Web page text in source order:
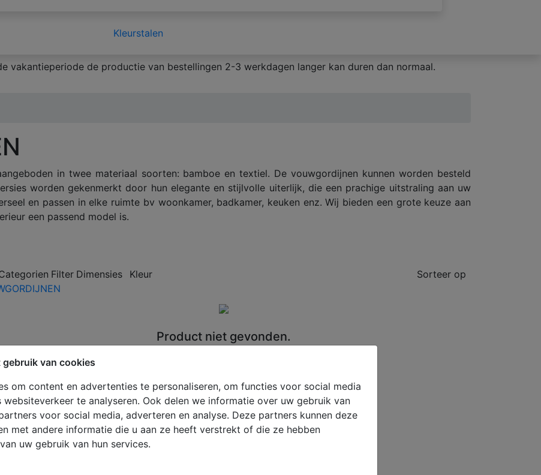
gebruik van cookies
om content en advertenties te personaliseren, om functies voor social media
websiteverkeer te analyseren. Ook delen we informatie over uw gebruik van
voor social media, adverteren en analyse. Deze partners kunnen deze
met andere informatie die u aan ze heeft verstrekt of die ze hebben
uw gebruik van hun services.
Kleurstalen
vakantieperiode de productie van bestellingen 2-3 werkdagen langer kan duren dan normaal.
in twee materiaal soorten: bamboe en textiel. De vouwgordijnen kunnen worden besteld
worden gekenmerkt door hun elegante en stijlvolle uiterlijk, die een prachige uitstraling aan uw
en passen in elke ruimte bv woonkamer, badkamer, keuken enz. Wij bieden een grote keuze aan
een passend model is.
Filter Dimensies Kleur
Sorteer op
Product niet gevonden.